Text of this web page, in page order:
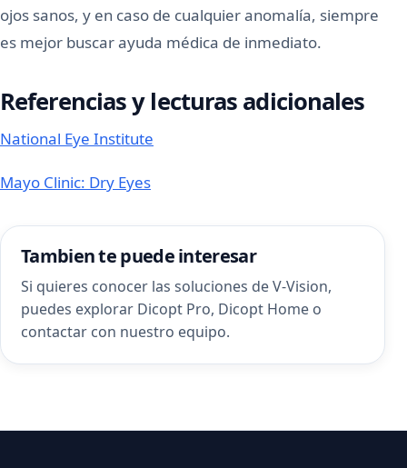
ojos sanos, y en caso de cualquier anomalía, siempre
es mejor buscar ayuda médica de inmediato.
Referencias y lecturas adicionales
National Eye Institute
Mayo Clinic: Dry Eyes
Tambien te puede interesar
Si quieres conocer las soluciones de V-Vision,
puedes explorar Dicopt Pro, Dicopt Home o
contactar con nuestro equipo.